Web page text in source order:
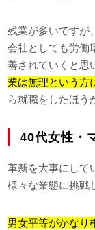
残業が多いですが
会社としても労働
善されていくと思
業は無理という方
ら就職をしたほう
40代女性・
革新を大事にして
様々な業態に挑戦
男女平等がかなり